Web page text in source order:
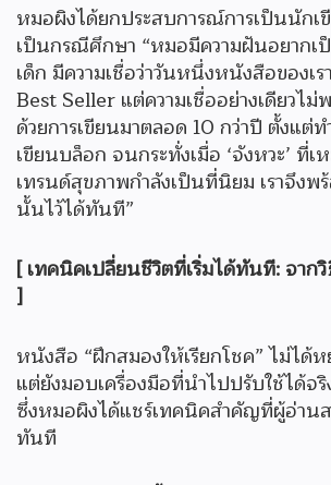
หมอผิงได้ยกประสบการณ์การเป็นนักเ
เป็นกรณีศึกษา “หมอมีความฝันอยากเ
เด็ก มีความเชื่อว่าวันหนึ่งหนังสือของเ
Best Seller แต่ความเชื่ออย่างเดียวไม่
ด้วยการเขียนมาตลอด 10 กว่าปี ตั้งแต่ท
เขียนบล็อก จนกระทั่งเมื่อ ‘จังหวะ’ ที่เ
เทรนด์สุขภาพกำลังเป็นที่นิยม เราจึงพ
นั้นไว้ได้ทันที”
[ เทคนิคเปลี่ยนชีวิตที่เริ่มได้ทันที: จาก
]
หนังสือ “ฝึกสมองให้เรียกโชค” ไม่ได้
แต่ยังมอบเครื่องมือที่นำไปปรับใช้ได้จริ
ซึ่งหมอผิงได้แชร์เทคนิคสำคัญที่ผู้อ่านส
ทันที